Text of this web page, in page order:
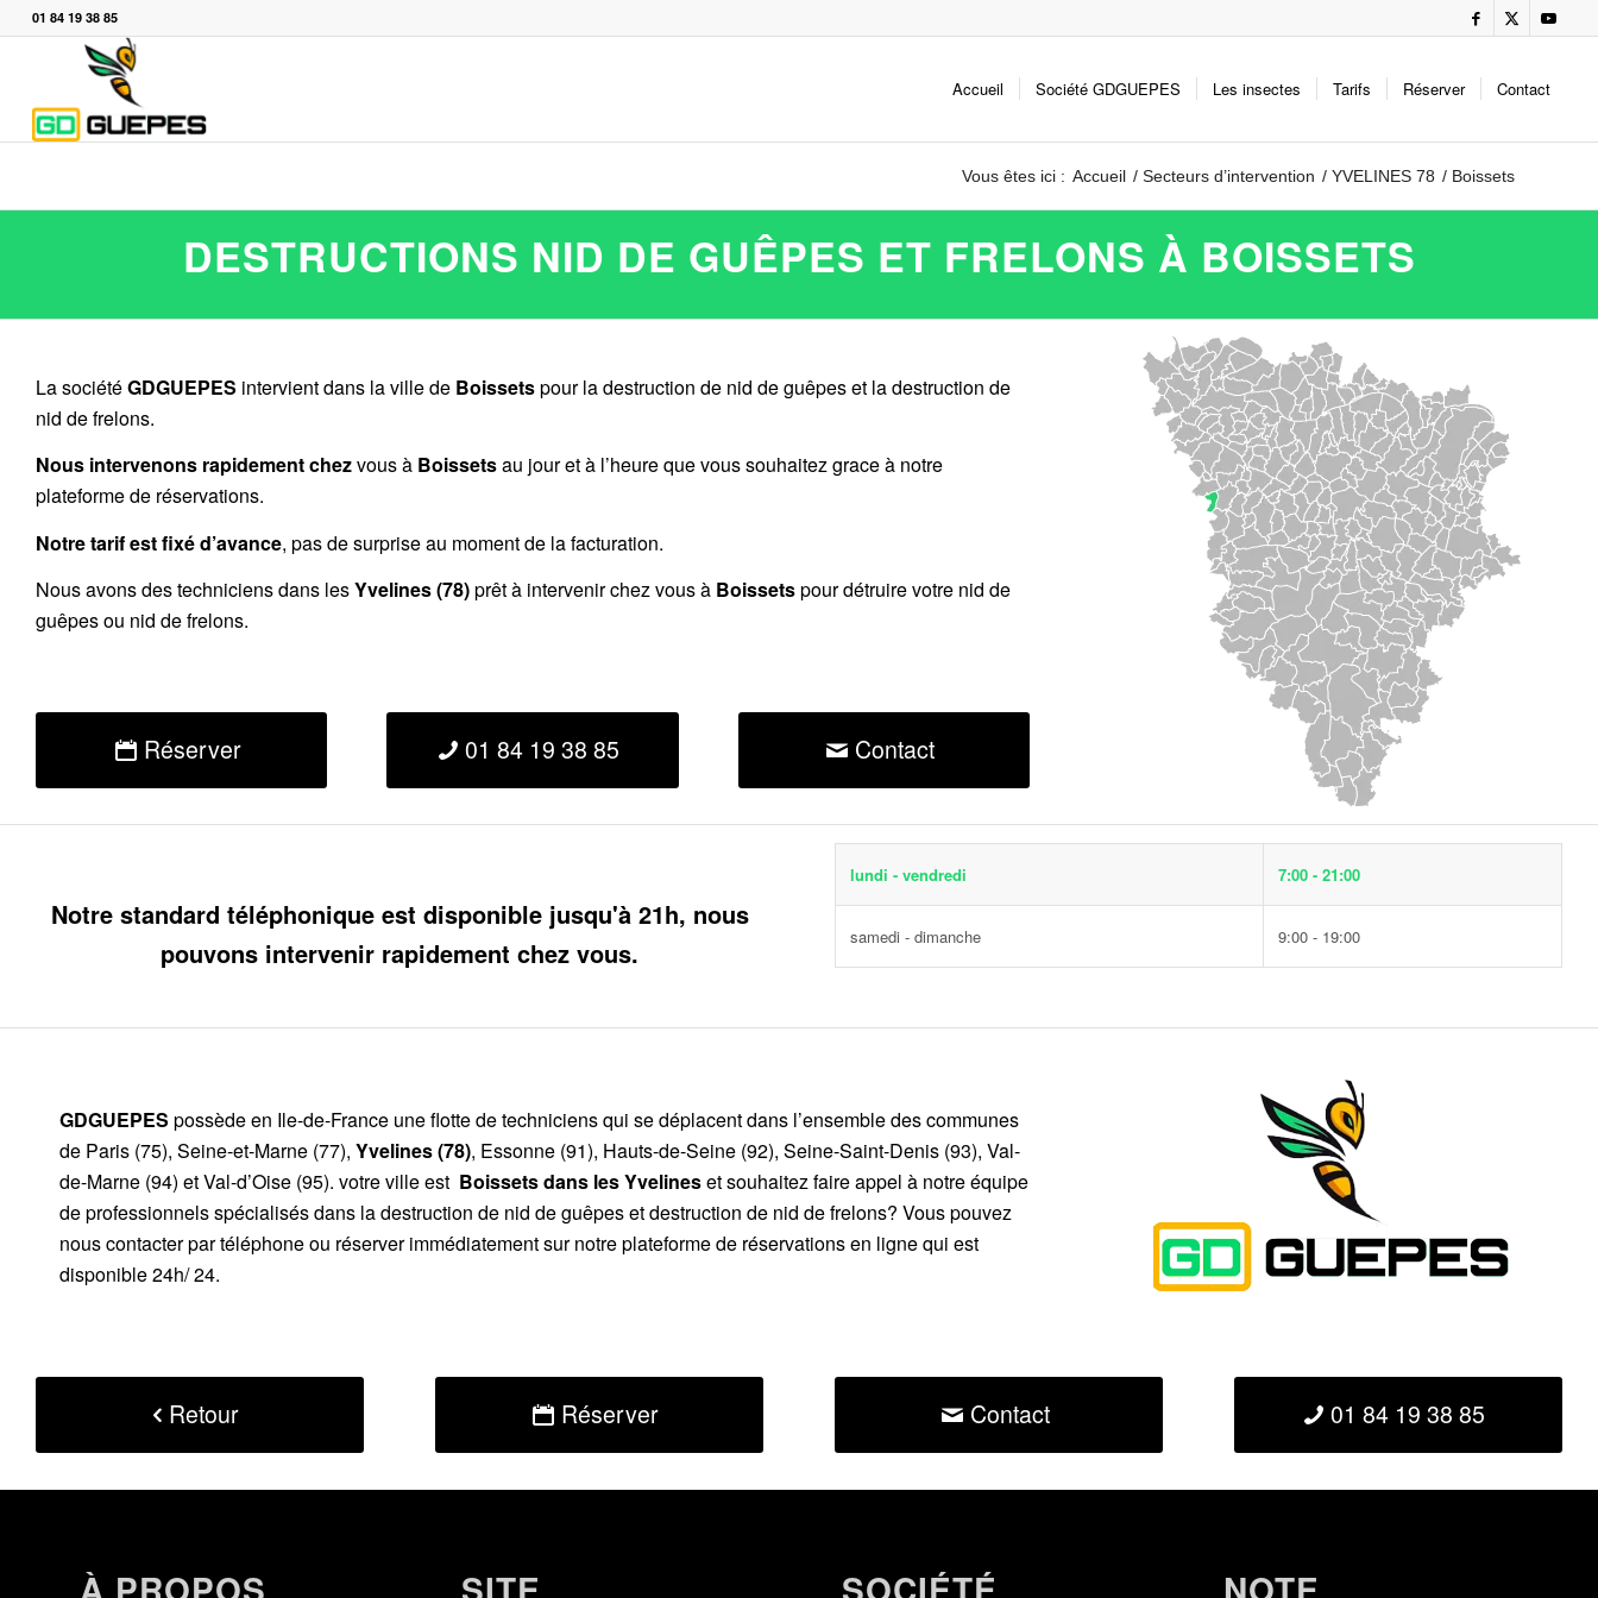
01 84 19 38 85
Accueil Société GDGUEPES Les insectes Tarifs Réserver Contact
Vous êtes ici : Accueil / Secteurs d’intervention / YVELINES 78 / Boissets
DESTRUCTIONS NID DE GUÊPES ET FRELONS À BOISSETS
La sociétéGDGUEPES intervient dans la ville de Boissetspour la destruction de nid de guêpes et la destruction de
nid de frelons.
Nous intervenons rapidement chezvous à Boissetsau jour et à l’heure que vous souhaitez grace à notre
plateforme de réservations.
Notre tarif est fixé d’avance, pas de surprise au moment de la facturation.
Nous avons des techniciens dans lesYvelines (78)prêt à intervenir chez vous à Boissetspour détruire votre nid de
guêpes ou nid de frelons.
Réserver 01 84 19 38 85 Contact
Notre standard téléphonique est disponible jusqu'à 21h, nous
pouvons intervenir rapidement chez vous.
lundi - vendredi 7:00 - 21:00
samedi - dimanche 9:00 - 19:00
GDGUEPES possède en Ile-de-France une flotte de techniciens qui se déplacent dans l’ensemble des communes
de Paris (75), Seine-et-Marne (77), Yvelines (78), Essonne (91), Hauts-de-Seine (92), Seine-Saint-Denis (93), Val-
de-Marne (94) et Val-d’Oise (95). votre ville est Boissets dans les Yvelineset souhaitez faire appel à notre équipe
de professionnels spécialisés dans la destruction de nid de guêpes et destruction de nid de frelons? Vous pouvez
nous contacter par téléphone ou réserver immédiatement sur notre plateforme de réservations en ligne qui est
disponible 24h/ 24.
Retour Réserver Contact 01 84 19 38 85